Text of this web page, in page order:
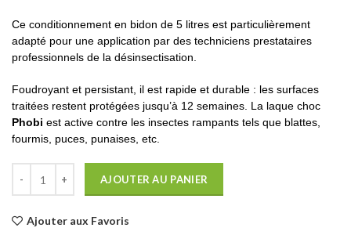
Ce conditionnement en bidon de 5 litres est particulièrement
adapté pour une application par des techniciens prestataires
professionnels de la désinsectisation.
Foudroyant et persistant, il est rapide et durable : les surfaces
traitées restent protégées jusqu’à 12 semaines. La laque choc
Phobi est active contre les insectes rampants tels que blattes,
fourmis, puces, punaises, etc.
AJOUTER AU PANIER
Ajouter aux Favoris